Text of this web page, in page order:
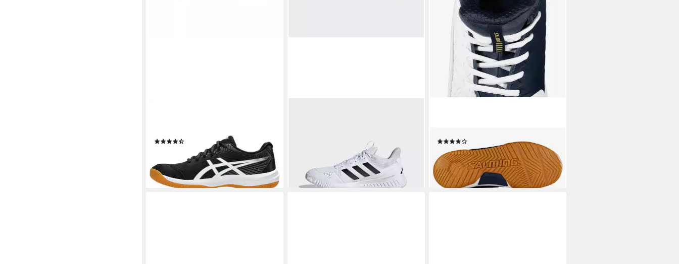
lieferbar - in 1-2 Werktagen bei dir
+2
lieferbar - in 1-2 Werktagen bei dir 109,90 € UVP169,95 €
-35%
lieferbar - in 3-4 Werktagen bei dir